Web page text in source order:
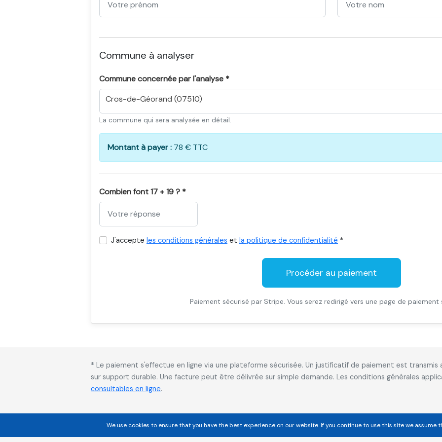
Commune à analyser
Commune concernée par l'analyse *
Cros-de-Géorand (07510)
La commune qui sera analysée en détail.
Montant à payer : 78 € TTC
Combien font 17 + 19 ? *
J'accepte les conditions générales et la politique de confidentialité *
Procéder au paiement
Paiement sécurisé par Stripe. Vous serez redirigé vers une page de paiement
* Le paiement s'effectue en ligne via une plateforme sécurisée. Un justificatif de paiement est
sur support durable. Une facture peut être délivrée sur simple demande. Les conditions générales
consultables en ligne.
We use cookies to ensure that you have the best experience on our website. If you continue to use this site we assume